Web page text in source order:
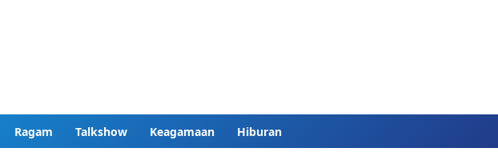
Ragam Talkshow Keagamaan Hiburan